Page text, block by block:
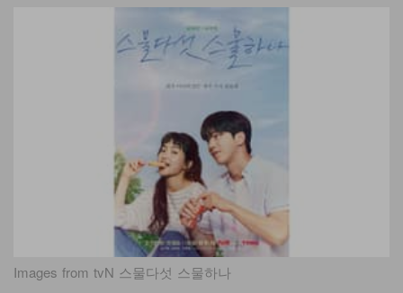
Images from tvN 스물다섯 스물하나